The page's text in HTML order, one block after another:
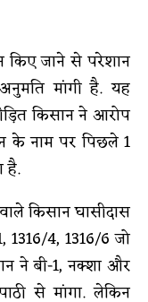
किए जाने से परेशान
मांगी है. यह
किसान ने आरोप
के नाम पर पिछले 1
है.
किसान घासीदास
1316/4, 1316/6 जो
ने बी-1, नक्शा और
से मांगा. लेकिन